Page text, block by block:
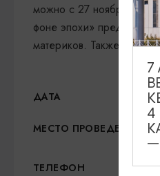
можно с 27 ноября в
фоне эпохи» представит
материков. Также
ДАТА
МЕСТО ПРОВЕДЕНИЯ
ТЕЛЕФОН
7
4
—